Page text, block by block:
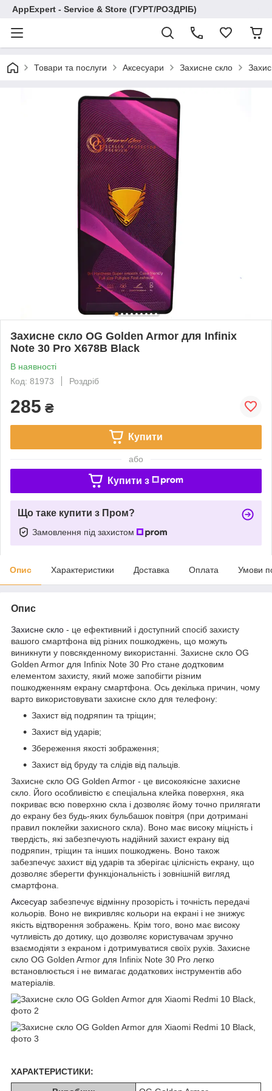
AppExpert - Service & Store (ГУРТ/РОЗДРІБ)
Товари та послуги Аксесуари Захисне скло
Захисне скло OG Golden Armor для Infinix
Note 30 Pro X678B Black
В наявності
Код: 81973
Роздріб
285 ₴
Купити
або
Купити з
Що таке купити з Пром?
Замовлення під захистом
Опис Характеристики Доставка Оплата Умови
Опис
Захисне скло - це ефективний і доступний спосіб захисту
вашого смартфона від різних пошкоджень, що можуть
виникнути у повсякденному використанні. Захисне скло OG
Golden Armor для Infinix Note 30 Pro стане додтковим
елементом захисту, який може запобігти різним
пошкодженням екрану смартфона. Ось декілька причин, чому
варто використовувати захисне скло для телефону:
Захист від подряпин та тріщин;
Захист від ударів;
Збереження якості зображення;
Захист від бруду та слідів від пальців.
Захисне скло OG Golden Armor - це високоякісне захисне
скло. Його особливістю є спеціальна клейка поверхня, яка
покриває всю поверхню скла і дозволяє йому точно прилягати
до екрану без будь-яких бульбашок повітря (при дотримані
правил поклейки захисного скла). Воно має високу міцність і
твердість, які забезпечують надійний захист екрану від
подряпин, тріщин та інших пошкоджень. Воно також
забезпечує захист від ударів та зберігає цілісність екрану, що
дозволяє зберегти функціональність і зовнішній вигляд
смартфона.
Аксесуар забезпечує відмінну прозорість і точність передачі
кольорів. Воно не викривляє кольори на екрані і не знижує
якість відтворення зображень. Крім того, воно має високу
чутливість до дотику, що дозволяє користувачам зручно
взаємодіяти з екраном і дотримуватися своїх рухів. Захисне
скло OG Golden Armor для Infinix Note 30 Pro легко
встановлюється і не вимагає додаткових інструментів або
матеріалів.
ХАРАКТЕРИСТИКИ: